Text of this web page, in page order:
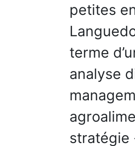
petites
terme
analyse
stratégie